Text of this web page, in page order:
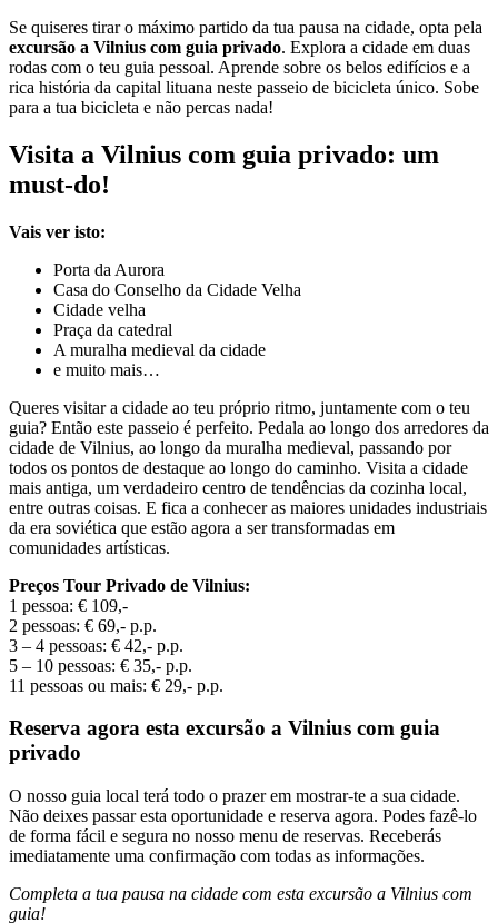
Se quiseres tirar o máximo partido da tua pausa na cidade, opta pela
excursão a Vilnius com guia privado. Explora a cidade em duas
rodas com o teu guia pessoal. Aprende sobre os belos edifícios e a
rica história da capital lituana neste passeio de bicicleta único. Sobe
para a tua bicicleta e não percas nada!
Visita a Vilnius com guia privado: um
must-do!
Vais ver isto:
Porta da Aurora
Casa do Conselho da Cidade Velha
Cidade velha
Praça da catedral
A muralha medieval da cidade
e muito mais…
Queres visitar a cidade ao teu próprio ritmo, juntamente com o teu
guia? Então este passeio é perfeito. Pedala ao longo dos arredores da
cidade de Vilnius, ao longo da muralha medieval, passando por
todos os pontos de destaque ao longo do caminho. Visita a cidade
mais antiga, um verdadeiro centro de tendências da cozinha local,
entre outras coisas. E fica a conhecer as maiores unidades industriais
da era soviética que estão agora a ser transformadas em
comunidades artísticas.
Preços Tour Privado de Vilnius:
1 pessoa: € 109,-
2 pessoas: € 69,- p.p.
3 – 4 pessoas: € 42,- p.p.
5 – 10 pessoas: € 35,- p.p.
11 pessoas ou mais: € 29,- p.p.
Reserva agora esta excursão a Vilnius com guia
privado
O nosso guia local terá todo o prazer em mostrar-te a sua cidade.
Não deixes passar esta oportunidade e reserva agora. Podes fazê-lo
de forma fácil e segura no nosso menu de reservas. Receberás
imediatamente uma confirmação com todas as informações.
Completa a tua pausa na cidade com esta excursão a Vilnius com
guia!